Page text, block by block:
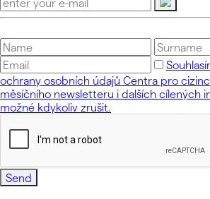
ochrany osobních údajů Centra pro
měsíčního newsletteru i dalších cílených
možné kdykoliv zrušit.
Send